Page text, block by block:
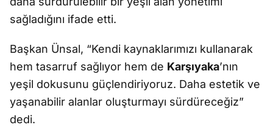
sağladığını ifade etti.
Başkan Ünsal, “Kendi kaynaklarımızı kullanarak
hem tasarruf sağlıyor hem de Karşıyaka’nın
yeşil dokusunu güçlendiriyoruz. Daha estetik ve
yaşanabilir alanlar oluşturmayı sürdüreceğiz”
dedi.